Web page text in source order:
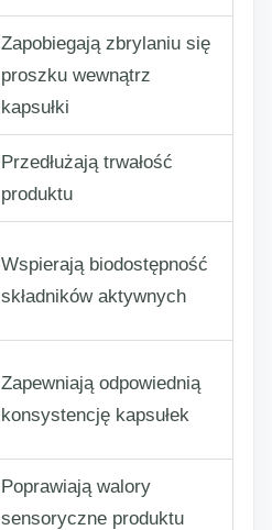
Zapobiegają zbrylaniu się
proszku wewnątrz
kapsułki
Przedłużają trwałość
produktu
Wspierają biodostępność
składników aktywnych
Zapewniają odpowiednią
konsystencję kapsułek
Poprawiają walory
sensoryczne produktu